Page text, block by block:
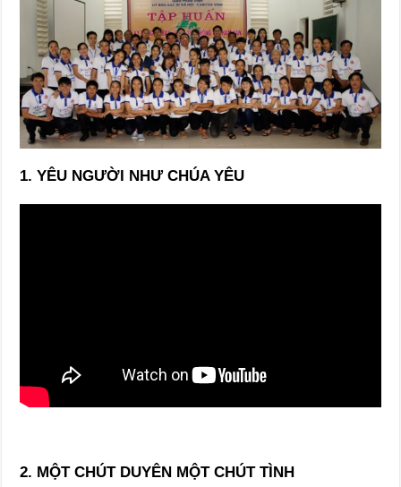
1. YÊU NGƯỜI NHƯ CHÚA YÊU
2. MỘT CHÚT DUYÊN MỘT CHÚT TÌNH